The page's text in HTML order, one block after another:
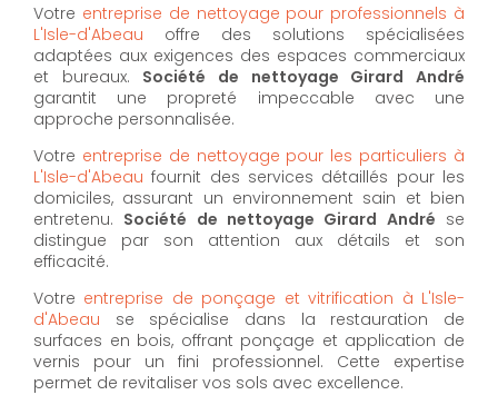
Votre entreprise de nettoyage pour professionnels à
L'Isle-d'Abeau offre des solutions spécialisées
adaptées aux exigences des espaces commerciaux
et bureaux. Société de nettoyage Girard André
garantit une propreté impeccable avec une
approche personnalisée.
Votre entreprise de nettoyage pour les particuliers à
L'Isle-d'Abeau fournit des services détaillés pour les
domiciles, assurant un environnement sain et bien
entretenu. Société de nettoyage Girard André se
distingue par son attention aux détails et son
efficacité.
Votre entreprise de ponçage et vitrification à L'Isle-
d'Abeau se spécialise dans la restauration de
surfaces en bois, offrant ponçage et application de
vernis pour un fini professionnel. Cette expertise
permet de revitaliser vos sols avec excellence.